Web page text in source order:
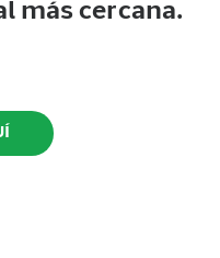
más cercana.